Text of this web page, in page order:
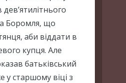
Боромля, що
аби віддати в
купця. Але
батьківський
у старшому віці з